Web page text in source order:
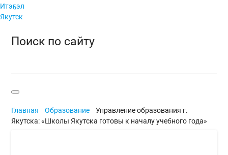
Итэҕэл
Якутск
Поиск по сайту
Главная Образование
Управление образования г.
Якутска: «Школы Якутска готовы к началу учебного года»